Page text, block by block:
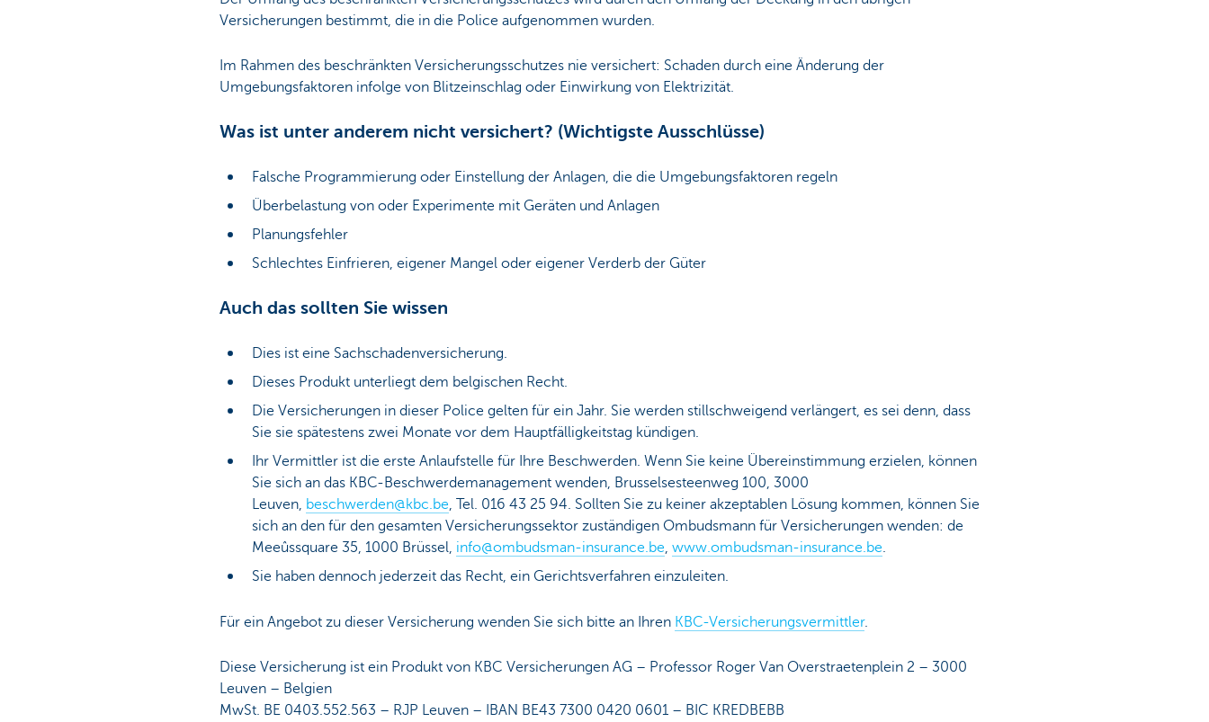
Versicherungen bestimmt, die in die Police aufgenommen wurden.
Im Rahmen des beschränkten Versicherungsschutzes nie versichert: Schaden durch eine Änderung der
Umgebungsfaktoren infolge von Blitzeinschlag oder Einwirkung von Elektrizität.
Was ist unter anderem nicht versichert? (Wichtigste Ausschlüsse)
Falsche Programmierung oder Einstellung der Anlagen, die die Umgebungsfaktoren regeln
Überbelastung von oder Experimente mit Geräten und Anlagen
Planungsfehler
Schlechtes Einfrieren, eigener Mangel oder eigener Verderb der Güter
Auch das sollten Sie wissen
Dies ist eine Sachschadenversicherung.
Dieses Produkt unterliegt dem belgischen Recht.
Die Versicherungen in dieser Police gelten für ein Jahr. Sie werden stillschweigend verlängert, es sei denn, dass
Sie sie spätestens zwei Monate vor dem Hauptfälligkeitstag kündigen.
Ihr Vermittler ist die erste Anlaufstelle für Ihre Beschwerden. Wenn Sie keine Übereinstimmung erzielen, können
Sie sich an das KBC-Beschwerdemanagement wenden, Brusselsesteenweg 100, 3000
Leuven, beschwerden@kbc.be, Tel. 016 43 25 94. Sollten Sie zu keiner akzeptablen Lösung kommen, können Sie
sich an den für den gesamten Versicherungssektor zuständigen Ombudsmann für Versicherungen wenden: de
Meeûssquare 35, 1000 Brüssel, info@ombudsman-insurance.be, www.ombudsman-insurance.be.
Sie haben dennoch jederzeit das Recht, ein Gerichtsverfahren einzuleiten.
Für ein Angebot zu dieser Versicherung wenden Sie sich bitte an Ihren KBC-Versicherungsvermittler.
Diese Versicherung ist ein Produkt von KBC Versicherungen AG – Professor Roger Van Overstraetenplein 2 – 3000
Leuven – Belgien
MwSt. BE 0403.552.563 – RJP Leuven – IBAN BE43 7300 0420 0601 – BIC KREDBEBB